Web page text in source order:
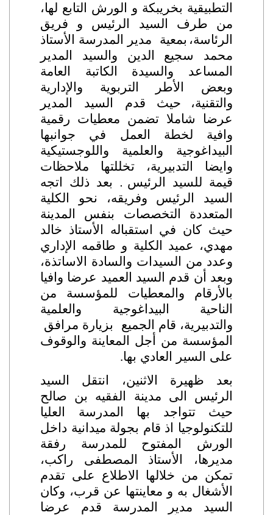
التطبيقية بخريبكة و الورش التابع لها،
من طرف السيد الرئيس و فريق
الرئاسة، بمعية مدير المدرسة الأستاذ
محمد سجيع الدين والسيد المدير
المساعد والسيدة الكاتبة العامة
وبعض الأطر التربوية والإدارية
والتقنية،
حيث قدم السيد المدير
عرضا شاملا تضمن معطيات رقمية
وافية لخطة العمل في جوانبها
البيداغوجية والعلمية واللوجستيكية
وايضا التدبيرية، تخللتها ملاحظات
قيمة للسيد الرئيس . بعد ذلك اتجه
السيد الرئيس وفريقه، نحو الكلية
المتعددة التخصصات بنفس المدينة
حيث كان في استقباله الأستاذ خالد
مهدي، عميد الكلية و طاقمه الإداري
وعدد من السيدات والسادة الاساتذة،
وبعد أن قدم السيد العميد عرضا وافيا
بالأرقام والمعطيات للمؤسسة من
الناحية البيداغوجية والعلمية
والتدبيرية، قام الجميع بزيارة مرافق
المؤسسة من أجل المعاينة والوقوف
على السير العادي بها.
بعد ظهيرة الاثنين، انتقل السيد
الرئيس الى مدينة الفقيه بن صالح
حيث تتواجد بها المدرسة العليا
للتكنولوجيا اذ قام بجولة ميدانية داخل
الورش المفتوح للمدرسة رفقة
مديرها، الأستاذ المصطفى راكب،
تمكن من خلالها الاطلاع على تقدم
الأشغال به و معاينتها عن قرب، وكان
السيد مدير المدرسة قدم عرضا